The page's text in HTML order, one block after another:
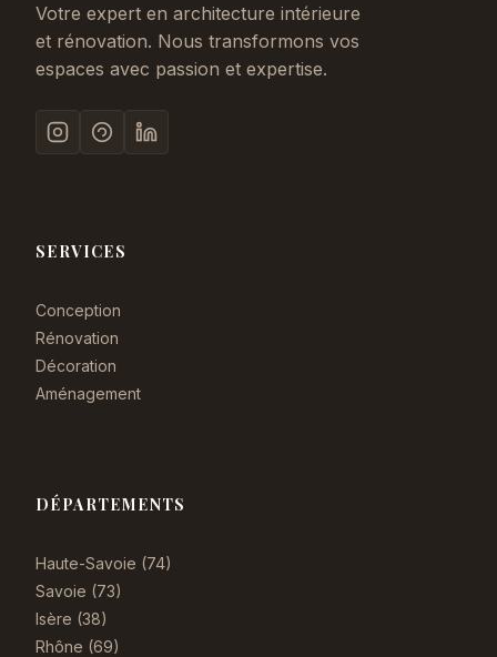
Votre expert en architecture intérieure
et rénovation. Nous transformons vos
espaces avec passion et expertise.
SERVICES
Conception
Rénovation
Décoration
Aménagement
DÉPARTEMENTS
Haute-Savoie (74)
Savoie (73)
Isère (38)
Rhône (69)